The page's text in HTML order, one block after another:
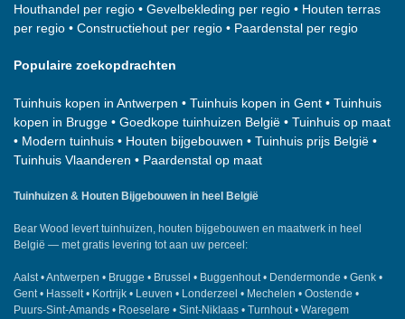
Houthandel per regio • Gevelbekleding per regio • Houten terras
per regio • Constructiehout per regio • Paardenstal per regio
Populaire zoekopdrachten
Tuinhuis kopen in Antwerpen • Tuinhuis kopen in Gent • Tuinhuis
kopen in Brugge • Goedkope tuinhuizen België • Tuinhuis op maat
• Modern tuinhuis • Houten bijgebouwen • Tuinhuis prijs België •
Tuinhuis Vlaanderen • Paardenstal op maat
Tuinhuizen & Houten Bijgebouwen in heel België
Bear Wood levert tuinhuizen, houten bijgebouwen en maatwerk in heel
België — met gratis levering tot aan uw perceel:
Aalst•Antwerpen • Brugge • Brussel • Buggenhout• Dendermonde • Genk •
Gent• Hasselt• Kortrijk • Leuven • Londerzeel • Mechelen • Oostende •
Puurs-Sint-Amands • Roeselare • Sint-Niklaas • Turnhout• Waregem